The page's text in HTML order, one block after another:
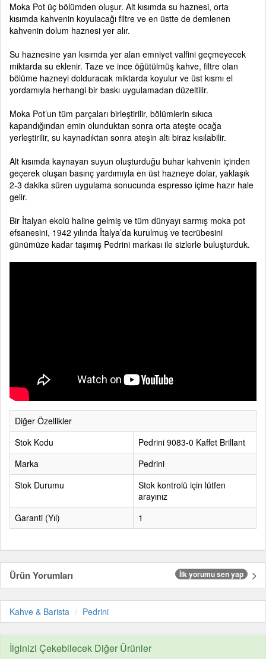
Moka Pot üç bölümden oluşur. Alt kısımda su haznesi, orta
kısımda kahvenin koyulacağı filtre ve en üstte de demlenen
kahvenin dolum haznesi yer alır.
Su haznesine yan kısımda yer alan emniyet valfini geçmeyecek
miktarda su eklenir. Taze ve ince öğütülmüş kahve, filtre olan
bölüme hazneyi dolduracak miktarda koyulur ve üst kısmı el
yordamıyla herhangi bir baskı uygulamadan düzeltilir.
Moka Pot’un tüm parçaları birleştirilir, bölümlerin sıkıca
kapandığından emin olunduktan sonra orta ateşte ocağa
yerleştirilir, su kaynadıktan sonra ateşin altı biraz kısılabilir.
Alt kısımda kaynayan suyun oluşturduğu buhar kahvenin içinden
geçerek oluşan basınç yardımıyla en üst hazneye dolar, yaklaşık
2-3 dakika süren uygulama sonucunda espresso içime hazır hale
gelir.
Bir İtalyan ekolü haline gelmiş ve tüm dünyayı sarmış moka pot
efsanesini, 1942 yılında İtalya’da kurulmuş ve tecrübesini
günümüze kadar taşımış Pedrini markası ile sizlerle buluşturduk.
Diğer Özellikler
Stok Kodu
Pedrini 9083-0 Kaffet Brillant
Marka
Pedrini
Stok Durumu
Stok kontrolü için lütfen
arayınız
Garanti (Yıl)
1
Ürün Yorumları İlk yorumu sen yap
Kahve & Barista Pedrini
İlginizi Çekebilecek Diğer Ürünler